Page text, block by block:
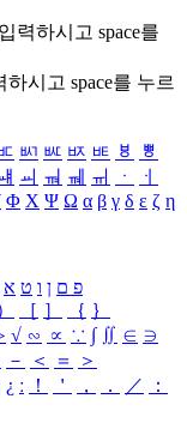
력하시고 space를
하시고 space를 누르
ㅴ ㅵ ㅶ ㅷ ㅸ
ㅹ
ㆉ ㆊ ㆋ ㆌ ㆍ
ㆎ
Φ Χ Ψ Ω α β γ δ ε ζ η
פ ם ן ו ט א
［ ］ ｛ ｝
√ ∽ ∝ ∵ ∫ ∬ ∈ ∋
－ ＜ ＝
＞
¿ ː ！ ＇ ， ． ／
：